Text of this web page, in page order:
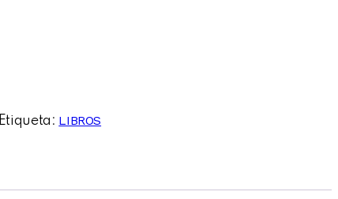
Etiqueta: LIBROS